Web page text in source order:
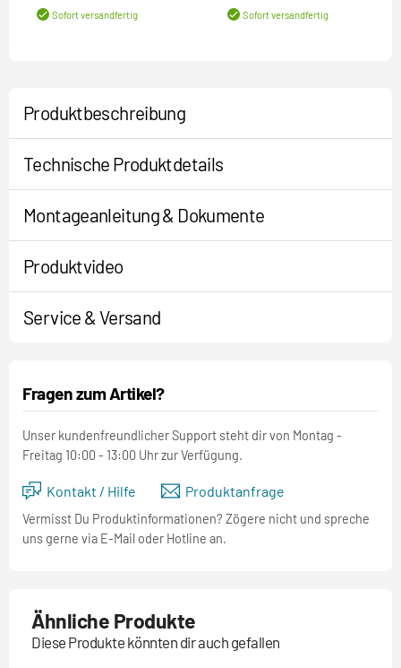
Sofort versandfertig Sofort versandfertig
Produktbeschreibung
Technische Produktdetails
Montageanleitung & Dokumente
Produktvideo
Service & Versand
Fragen zum Artikel?
Unser kundenfreundlicher Support steht dir von Montag -
Freitag 10:00 - 13:00 Uhr zur Verfügung.
Kontakt / Hilfe Produktanfrage
Vermisst Du Produktinformationen? Zögere nicht und spreche
uns gerne via E-Mail oder Hotline an.
Ähnliche Produkte
Diese Produkte könnten dir auch gefallen